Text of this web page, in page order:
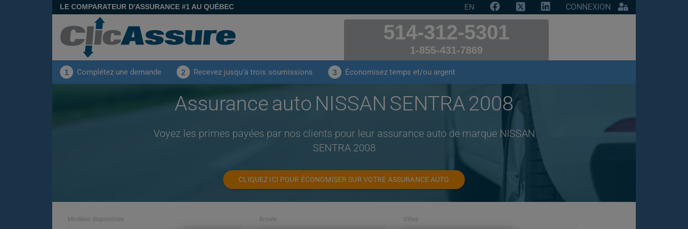
LE COMPARATEUR D'ASSURANCE #1 AU QUÉBEC EN CONNEXION
514-312-5301
1-855-431-7869
1 Complétez une demande 2 Recevez jusqu'à trois soumissions 3 Économisez temps et/ou argent
Assurance auto NISSAN SENTRA 2008
Voyez les primes payées par nos clients pour leur assurance auto de marque NISSAN
SENTRA 2008
CLIQUEZ ICI POUR ÉCONOMISER SUR VOTRE ASSURANCE AUTO
Modèles disponibles Année Villes